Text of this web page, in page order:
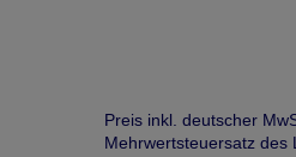
Preis inkl. deutscher
Mehrwertsteuersatz des